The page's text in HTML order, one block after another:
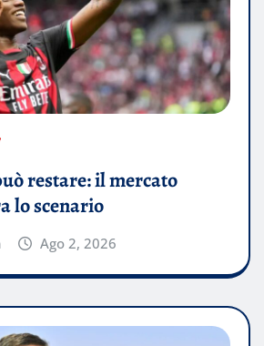
restare: il mercato
lo scenario
Ago 2, 2026